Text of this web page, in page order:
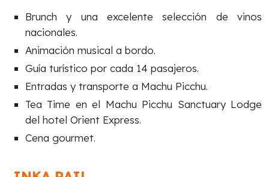
Brunch y una excelente selección de vinos
nacionales.
Animación musical a bordo.
Guía turístico por cada 14 pasajeros.
Entradas y transporte a Machu Picchu.
Tea Time en el Machu Picchu Sanctuary Lodge
del hotel Orient Express.
Cena gourmet.